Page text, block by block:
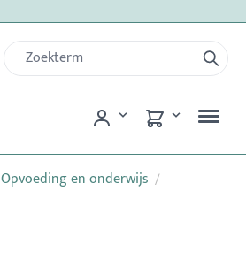
Opvoeding en onderwijs /